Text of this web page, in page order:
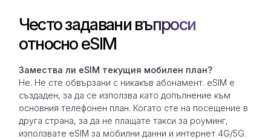
Често задавани въпроси
относно eSIM
Замествa ли eSIM текущия мобилен план?
Не. Не сте обвързани с никакъв абонамент. eSIM е
създаден, за да се използва като допълнение към
основния телефонен план. Когато сте на посещение в
друга страна, за да не плащате такси за роуминг,
използвате eSIM за мобилни данни и интернет 4G/5G.